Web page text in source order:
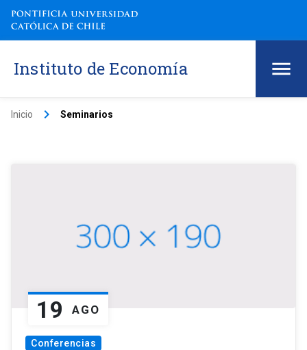
Instituto de Economía
Inicio keyboard_arrow_right Seminarios
19 AGO
Conferencias